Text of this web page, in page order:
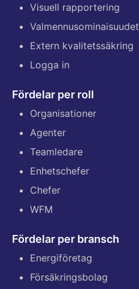
Visuell rapportering
Valmennusominaisuudet
Extern kvalitetssäkring
Logga in
Fördelar per roll
Organisationer
Agenter
Teamledare
Enhetschefer
Chefer
WFM
Fördelar per bransch
Energiföretag
Försäkringsbolag